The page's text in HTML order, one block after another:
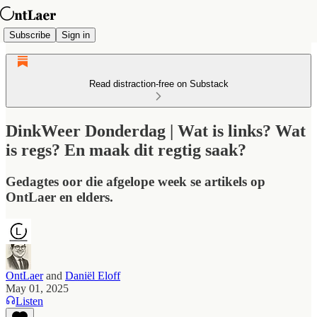
Subscribe Sign in
Read distraction-free on Substack
DinkWeer Donderdag | Wat is links? Wat
is regs? En maak dit regtig saak?
Gedagtes oor die afgelope week se artikels op
OntLaer en elders.
OntLaerand Daniël Eloff
May 01, 2025
Listen